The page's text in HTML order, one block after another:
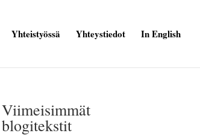
Yhteistyössä Yhteystiedot In English
Viimeisimmät
blogitekstit